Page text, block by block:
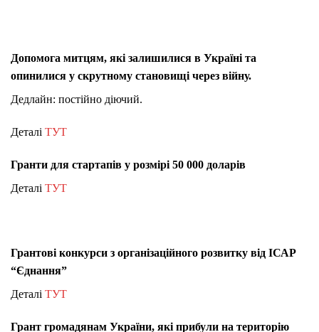
Допомога митцям, які залишилися в Україні та
опинилися у скрутному становищі через війну.
Дедлайн: постійно діючий.
Деталі ТУТ
Гранти для стартапів у розмірі 50 000 доларів
Деталі ТУТ
Грантові конкурси з організаційного розвитку від ІСАР
“Єднання”
Деталі ТУТ
Грант громадянам України, які прибули на територію